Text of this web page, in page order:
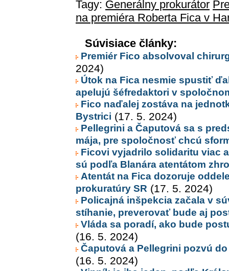
Tagy: Generálny prokurátor
na premiéra Roberta Fica v
Súvisiace články:
Premiér Fico absolvoval
2024)
Útok na Fica nesmie spustiť
apelujú šéfredaktori v
Fico naďalej zostáva na
Bystrici (17. 5. 2024)
Pellegrini a Čaputová sa s
mája, pre spoločnosť chcú
Ficovi vyjadrilo solidaritu viac
sú podľa Blanára atentátom
Atentát na Fica dozoruje
prokuratúry SR (17. 5. 2024)
Policajná inšpekcia začala v
stíhanie, preverovať bude aj
Vláda sa poradí, ako bude
(16. 5. 2024)
Čaputová a Pellegrini pozvú
(16. 5. 2024)